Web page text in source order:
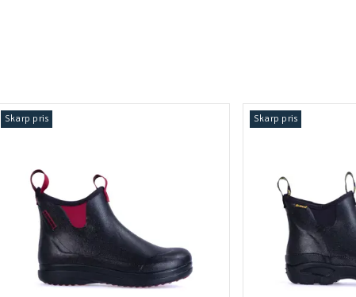
Skarp pris Skarp pris